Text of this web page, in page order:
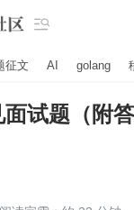

征文 AI golang
试题（附答